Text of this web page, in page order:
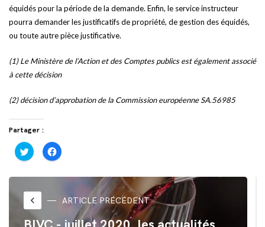
équidés pour la période de la demande. Enfin, le service instructeur
pourra demander les justificatifs de propriété, de gestion des équidés,
ou toute autre pièce justificative.
(1) Le Ministère de l’Action et des Comptes publics est également associé
à cette décision
(2) décision d’approbation de la Commission européenne SA.56985
Partager :
Cliquez
pour
partager
Twitter(ouvre
une
nouvelle
fenêtre)
Cliquez
pour
partager
Facebook(ouvre
nouvelle
fenêtre)
keyboard_arrow_left ARTICLE PRÉCÉDENT